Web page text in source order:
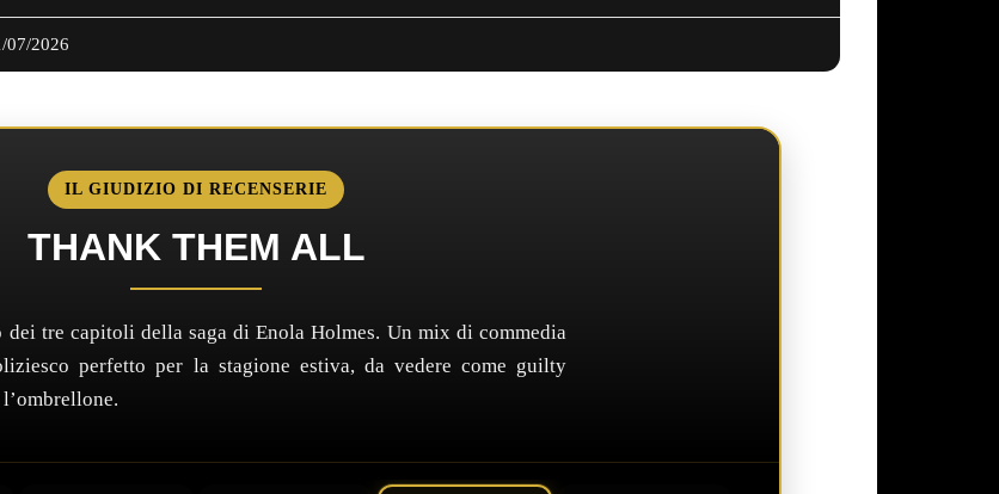
07/2026
IL GIUDIZIO DI RECENSERIE
THANK THEM ALL
tre capitoli della saga di Enola Holmes. Un mix di commedia
perfetto per la stagione estiva, da vedere come guilty